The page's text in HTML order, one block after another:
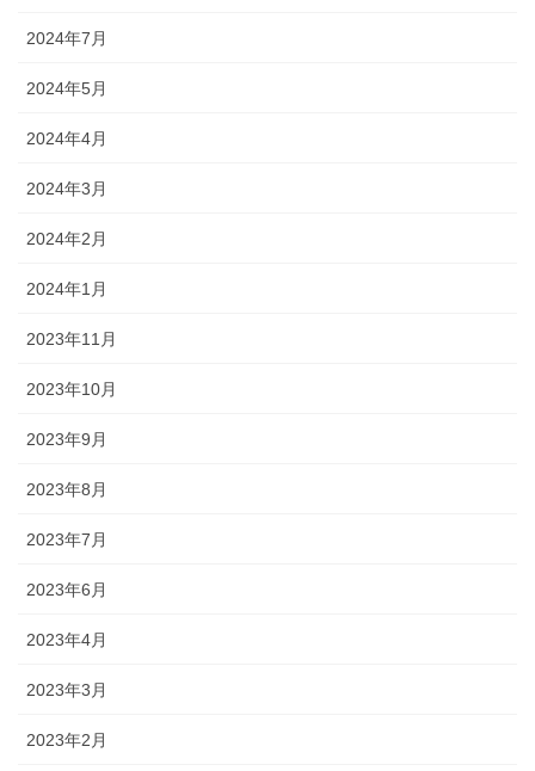
2024年7月
2024年5月
2024年4月
2024年3月
2024年2月
2024年1月
2023年11月
2023年10月
2023年9月
2023年8月
2023年7月
2023年6月
2023年4月
2023年3月
2023年2月